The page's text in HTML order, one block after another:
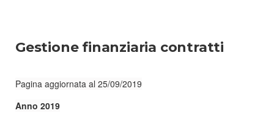
Gestione finanziaria contratti
Pagina aggiornata al 25/09/2019
Anno 2019